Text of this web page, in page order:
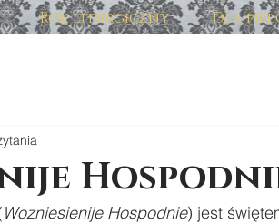
Rok liturgiczny Dla
Wozniesienije Hospodnie) jest